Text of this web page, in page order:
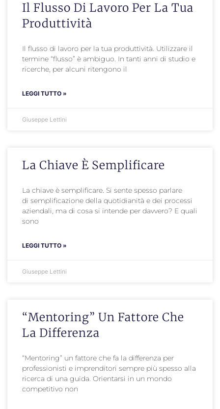
Il Flusso Di Lavoro Per La Tua
Produttività
Il flusso di lavoro per la tua produttività. Utilizzare il
termine “flusso” è ambiguo. In tanti anni di studio e
ricerche, per alcuni ritengono il
LEGGI TUTTO »
Giuseppe Lettini
La Chiave È Semplificare
La chiave è semplificare. Si sente spesso parlare
di semplificazione della quotidianità e dei processi
aziendali, ma di cosa si intende per davvero? E quali
sono
LEGGI TUTTO »
Giuseppe Lettini
“Mentoring” Un Fattore Che
La Differenza
“Mentoring” un fattore che fa la differenza per
professionisti e imprenditori sempre più spesso alla
ricerca di una guida. Orientarsi in un mondo
competitivo non